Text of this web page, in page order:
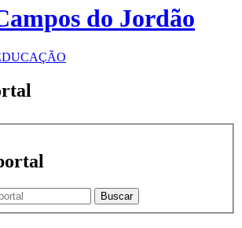
do Jordão
Buscar